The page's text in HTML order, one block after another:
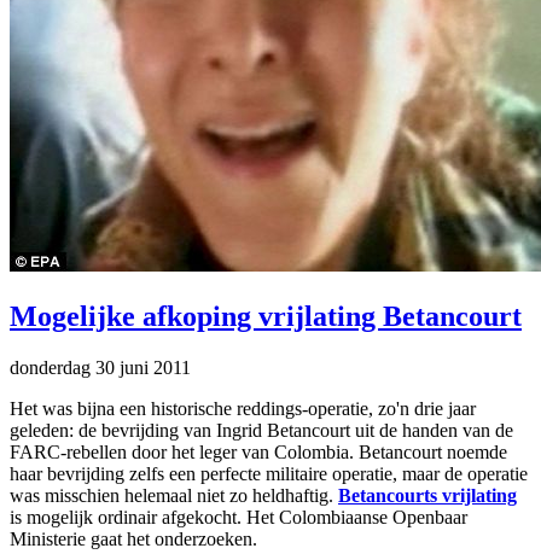
Mogelijke afkoping vrijlating Betancourt
donderdag 30 juni 2011
Het was bijna een historische reddings-operatie, zo'n drie jaar
geleden: de bevrijding van Ingrid Betancourt uit de handen van de
FARC-rebellen door het leger van Colombia. Betancourt noemde
haar bevrijding zelfs een perfecte militaire operatie, maar de operatie
was misschien helemaal niet zo heldhaftig. Betancourts vrijlating
is mogelijk ordinair afgekocht. Het Colombiaanse Openbaar
Ministerie gaat het onderzoeken.